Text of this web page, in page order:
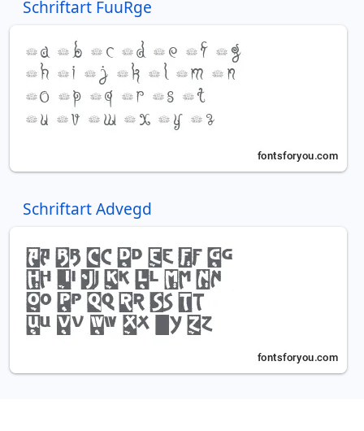
Schriftart FuuRge
Schriftart Advegd